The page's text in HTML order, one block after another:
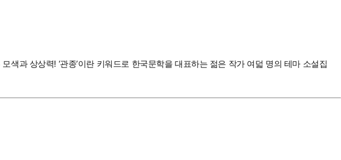
과 상상력! ‘관종’이란 키워드로 한국문학을 대표하는 젊은 작가 여덟 명의 테마 소설집